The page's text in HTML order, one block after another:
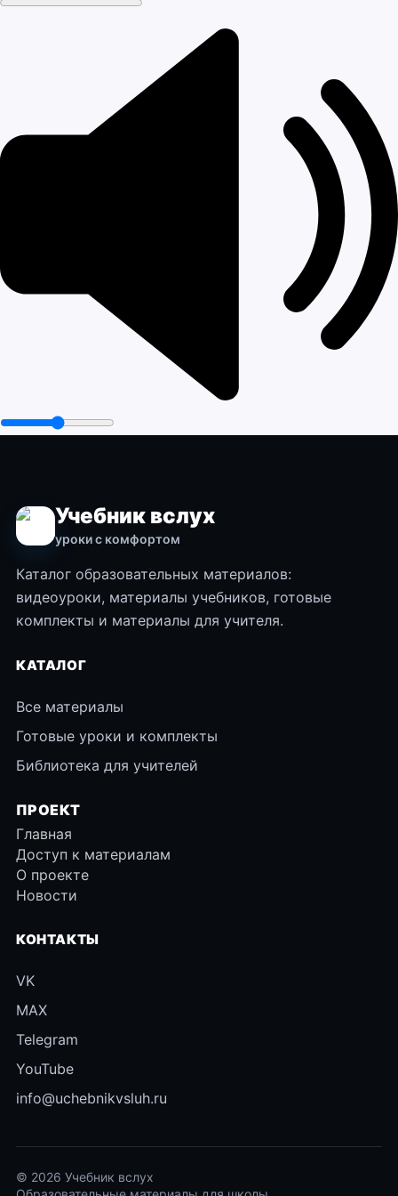
Учебник вслух
уроки с комфортом
Каталог образовательных материалов:
видеоуроки, материалы учебников, готовые
комплекты и материалы для учителя.
КАТАЛОГ
Все материалы
Готовые уроки и комплекты
Библиотека для учителей
ПРОЕКТ
Главная
Доступ к материалам
О проекте
Новости
КОНТАКТЫ
VK
MAX
Telegram
YouTube
info@uchebnikvsluh.ru
© 2026 Учебник вслух